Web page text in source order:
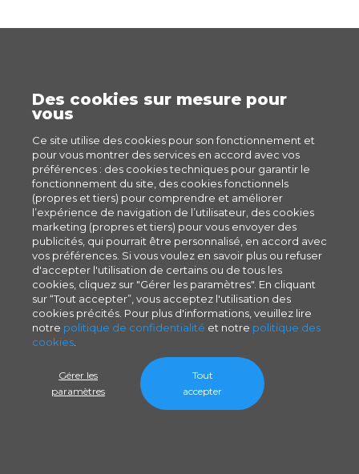
Des cookies sur mesure pour
vous
Ce site utilise des cookies pour son fonctionnement et
pour vous montrer des services en accord avec vos
préférences : des cookies techniques pour garantir le
fonctionnement du site, des cookies fonctionnels
(propres et tiers) pour comprendre et améliorer
l’expérience de navigation de l’utilisateur, des cookies
marketing (propres et tiers) pour vous envoyer des
publicités, qui pourrait être personnalisé, en accord avec
vos préférences. Si vous voulez en savoir plus ou refuser
d'accepter l'utilisation de certains ou de tous les
cookies, cliquez sur "Gérer les paramètres". En cliquant
sur “Tout accepter”, vous acceptez l'utilisation des
cookies précités. Pour plus d'informations, veuillez lire
notre politique de confidentialité et notre politique des
cookies
Gérer les
paramètres
Tout
accepter